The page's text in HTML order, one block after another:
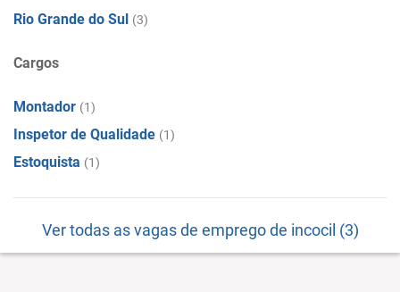
Rio Grande do Sul (3)
Cargos
Montador (1)
Inspetor de Qualidade (1)
Estoquista (1)
Ver todas as vagas de emprego de incocil (3)